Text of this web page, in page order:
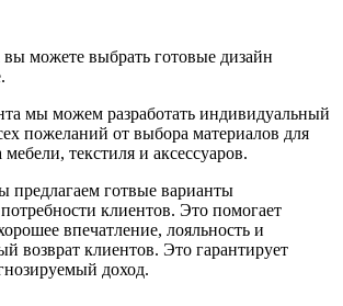
можете выбрать готовые дизайн
мы можем разработать индивидуальный
пожеланий от выбора материалов для
текстиля и аксессуаров.
предлагаем готвые варианты
клиентов. Это помогает
впечатление, лояльность и
возврат клиентов. Это гарантирует
доход.